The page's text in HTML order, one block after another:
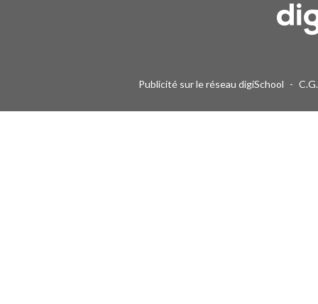
Publicité sur le réseau digiSchool -